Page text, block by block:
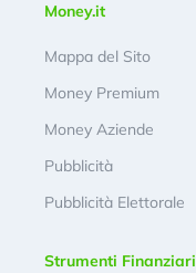
Money.it
Mappa del Sito
Money Premium
Money Aziende
Pubblicità
Pubblicità Elettorale
Strumenti Finanziari